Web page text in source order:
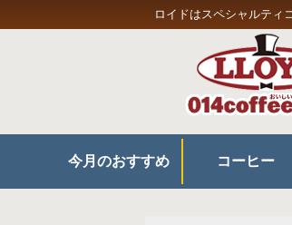
ロイドはスペシャルティ
今月のおすすめ コーヒー